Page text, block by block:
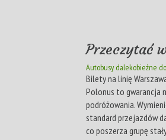
Przeczytać
Autobusy dalekobieżne
Bilety na linię
Polonus to gwarancja
podróżowania.
standard przejazdów
co poszerza grupę